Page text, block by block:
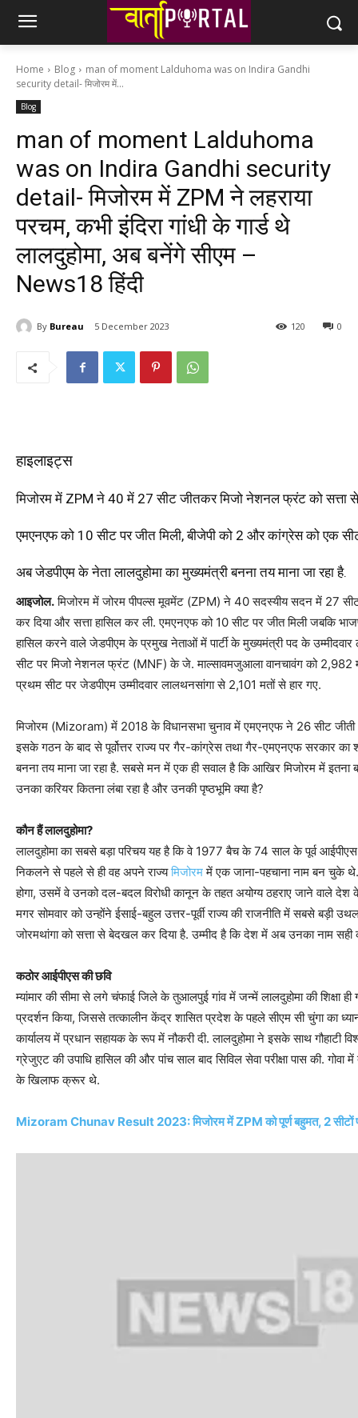
Home Blog
man of moment Lalduhoma was on Indira Gandhi
security detail- मिजोरम में...
Blog
man of moment Lalduhoma
was on Indira Gandhi security
detail- मिजोरम में ZPM ने लहराया
परचम, कभी इंदिरा गांधी के गार्ड थे
लालदुहोमा, अब बनेंगे सीएम –
News18 हिंदी
By Bureau 5 December 2023 0
120
हाइलाइट्स
मिजोरम में ZPM ने 40 में 27 सीट जीतकर मिजो नेशनल फ्रंट को सत्ता
एमएनएफ को 10 सीट पर जीत मिली, बीजेपी को 2 और कांग्रेस को एक
अब जेडपीएम के नेता लालदुहोमा का मुख्यमंत्री बनना तय माना जा रहा है.
आइजोल.मिजोरम में जोरम पीपल्स मूवमेंट (ZPM) ने 40 सदस्यीय सदन में 27
कर दिया और सत्ता हासिल कर ली. एमएनएफ को 10 सीट पर जीत मिली जबकि
हासिल करने वाले जेडपीएम के प्रमुख नेताओं में पार्टी के मुख्यमंत्री पद के
सीट पर मिजो नेशनल फ्रंट (MNF) के जे. माल्सावमजुआला वानचावंग को 2,982
प्रथम सीट पर जेडपीएम उम्मीदवार लालथनसांगा से 2,101 मतों से हार गए.
मिजोरम (Mizoram) में 2018 के विधानसभा चुनाव में एमएनएफ ने 26 सीट जीती
इसके गठन के बाद से पूर्वोत्तर राज्य पर गैर-कांग्रेस तथा गैर-एमएनएफ सरकार का
बनना तय माना जा रहा है. सबसे मन में एक ही सवाल है कि आखिर मिजोरम में
उनका करियर कितना लंबा रहा है और उनकी पृष्ठभूमि क्या है?
कौन हैं लालदुहोमा?
लालदुहोमा का सबसे बड़ा परिचय यह है कि वे 1977 बैच के 74 साल के पूर्व
निकलने से पहले से ही वह अपने राज्यमिजोरममें एक जाना-पहचाना नाम बन चुके
होगा, उसमें वे उनको दल-बदल विरोधी कानून के तहत अयोग्य ठहराए जाने वाले
मगर सोमवार को उन्होंने ईसाई-बहुल उत्तर-पूर्वी राज्य की राजनीति में सबसे बड़ी
जोरमथांगा को सत्ता से बेदखल कर दिया है. उम्मीद है कि देश में अब उनका नाम सही
कठोर आईपीएस की छवि
म्यांमार की सीमा से लगे चंफाई जिले के तुआलपुई गांव में जन्में लालदुहोमा की शिक्षा ही
प्रदर्शन किया, जिससे तत्कालीन केंद्र शासित प्रदेश के पहले सीएम सी चुंगा का
कार्यालय में प्रधान सहायक के रूप में नौकरी दी. लालदुहोमा ने इसके साथ गौहाटी
ग्रेजुएट की उपाधि हासिल की और पांच साल बाद सिविल सेवा परीक्षा पास की.
के खिलाफ क्रूर थे.
Mizoram Chunav Result 2023: मिजोरम में ZPM को पूर्ण बहुमत, 2 सीटों